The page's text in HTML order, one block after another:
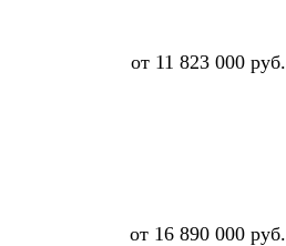
от 11 823 000 руб.
от 16 890 000 руб.